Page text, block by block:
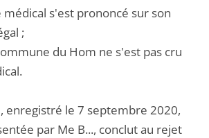
médical s'est prononcé sur son
;
du Hom ne s'est pas cru
enregistré le 7 septembre 2020,
par Me B..., conclut au rejet